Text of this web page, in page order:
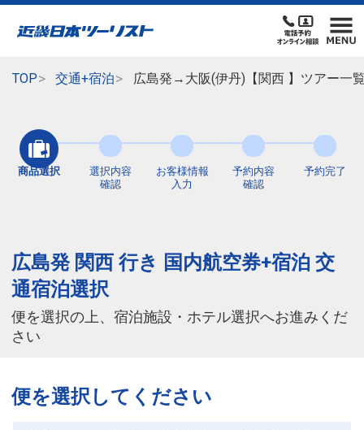
TOP 交通+宿泊 広島発→大阪(伊丹)【関西 】ツアー一
商品選択
選択内容
確認
お客様情報
入力
予約内容
確認
予約完了
広島発 関西 行き 国内航空券+宿泊 交
通宿泊選択
便を選択の上、宿泊施設・ホテル選択へお進みくだ
さい
便を選択してください